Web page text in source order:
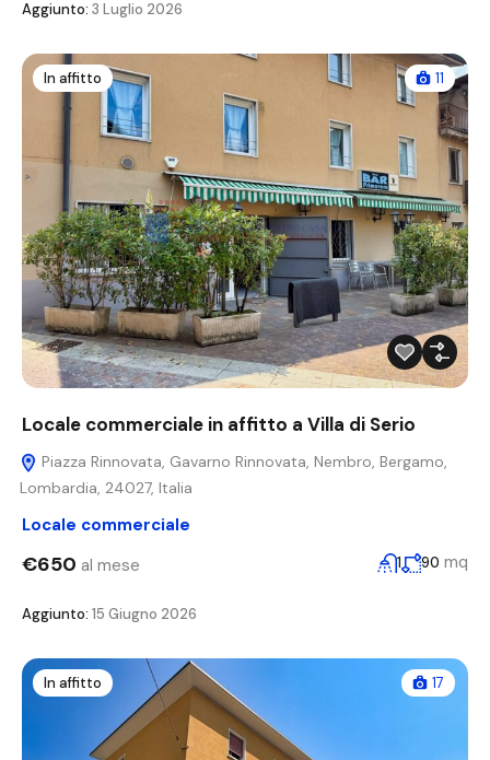
Aggiunto: 3 Luglio 2026
In affitto 11
Locale commerciale in affitto a Villa di Serio
Piazza Rinnovata, Gavarno Rinnovata, Nembro, Bergamo,
Lombardia, 24027, Italia
Locale commerciale
€650 al mese 1 90 mq
Aggiunto: 15 Giugno 2026
In affitto 17